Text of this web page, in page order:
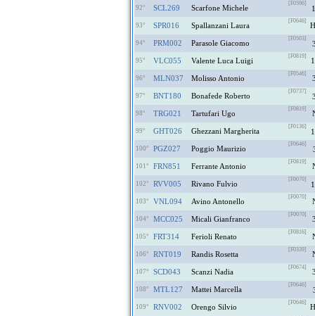
92° SCL269 Scarfone Michele
[F0596]
1
93° SPR016 Spallanzani Laura
[F0646]
94° PRM002 Parasole Giacomo
[F0503]
95° VLC055 Valente Luca Luigi
[F0819]
1
96° MLN037 Molisso Antonio
[F0546]
97° BNT180 Bonafede Roberto
[F0737]
98° TRG021 Tartufari Ugo
[F0819]
99° GHT026 Ghezzani Margherita
[F0136]
1
100° PGZ027 Poggio Maurizio
[F0646]
101° FRN851 Ferrante Antonio
[F0819]
102° RVV005 Rivano Fulvio
[F0070]
1
103° VNL094 Avino Antonello
[F0070]
104° MCC025 Micali Gianfranco
[F0070]
105° FRT314 Ferioli Renato
[F0816]
106° RNT019 Randis Rosetta
[F0339]
107° SCD043 Scanzi Nadia
[F0674]
108° MTL127 Mattei Marcella
[F0646]
109° RNV002 Orengo Silvio
[F0646]